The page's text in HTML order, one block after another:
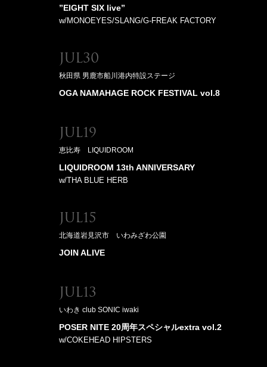
”EIGHT SIX live”
w/MONOEYES/SLANG/G-FREAK FACTORY
Jul30
秋田県 男鹿市船川港内特設ステージ
OGA NAMAHAGE ROCK FESTIVAL vol.8
Jul19
恵比寿 LIQUIDROOM
LIQUIDROOM 13th ANNIVERSARY
w/THA BLUE HERB
Jul15
北海道岩見沢市 いわみざわ公園
JOIN ALIVE
Jul13
いわき club SONIC iwaki
POSER NITE 20周年スペシャルextra vol.2
w/COKEHEAD HIPSTERS